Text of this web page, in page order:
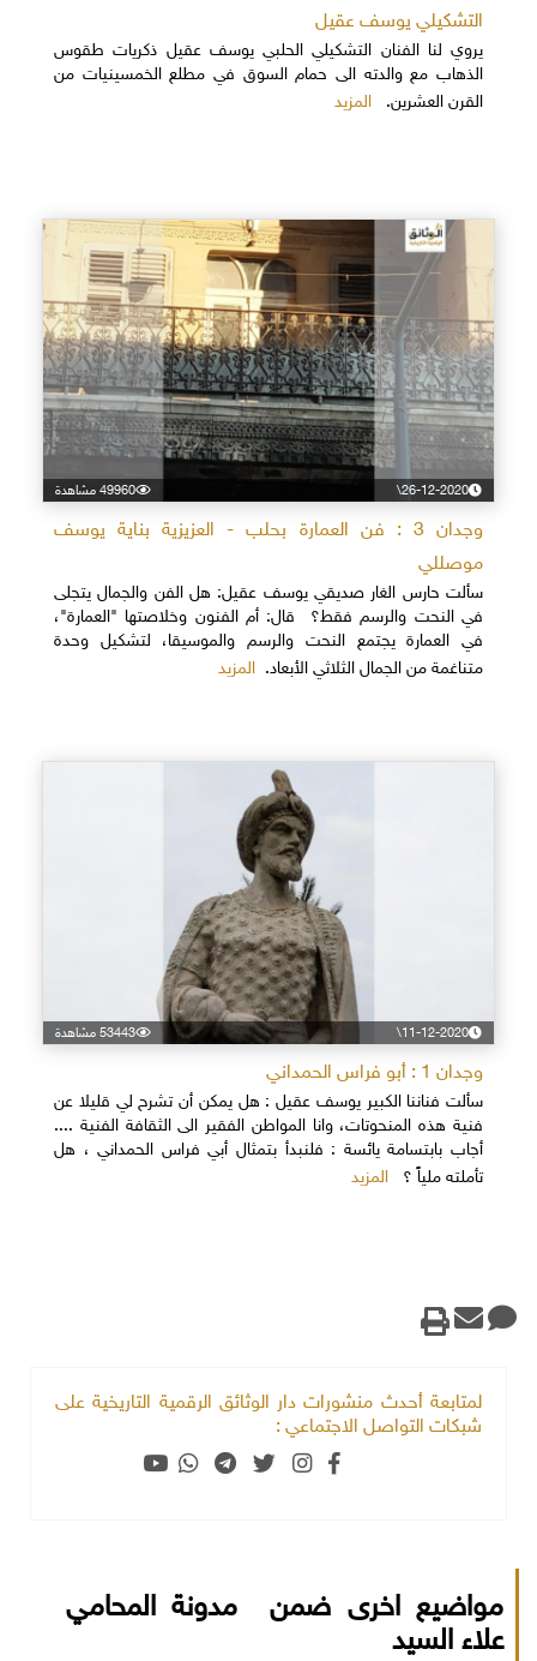
التشكيلي يوسف عقيل
يروي لنا الفنان التشكيلي الحلبي يوسف عقيل ذكريات طقوس
الذهاب مع والدته الى حمام السوق في مطلع الخمسينيات من
القرن العشرين.
المزيد
26-12-2020\ 49960 مشاهدة
وجدان 3 : فن العمارة بحلب - العزيزية بناية يوسف
موصللي
سألت حارس الغار صديقي يوسف عقيل: هل الفن والجمال يتجلى
في النحت والرسم فقط؟ قال: أم الفنون وخلاصتها "العمارة"،
في العمارة يجتمع النحت والرسم والموسيقا، لتشكيل وحدة
متناغمة من الجمال الثلاثي الأبعاد.المزيد
11-12-2020\ 53443 مشاهدة
وجدان 1 : أبو فراس الحمداني
سألت فناننا الكبير يوسف عقيل : هل يمكن أن تشرح لي قليلا عن
فنية هذه المنحوتات، وانا المواطن الفقير الى الثقافة الفنية ....
أجاب بابتسامة يائسة : فلنبدأ بتمثال أبي فراس الحمداني ، هل
تأملته ملياً ؟
المزيد
لمتابعة أحدث منشورات دار الوثائق الرقمية التاريخية على
شبكات التواصل الاجتماعي :
مواضيع اخرى ضمن مدونة المحامي
علاء السيد